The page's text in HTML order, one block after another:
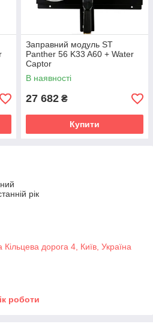
Заправний модуль ST
Panther 56 K33 A60 + Water
Captor
В наявності
27 682 ₴
Купити
рік
дорога 4, Київ, Україна
роботи